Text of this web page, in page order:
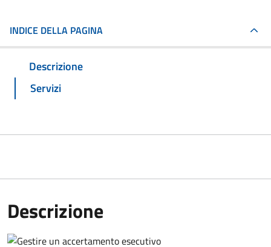
INDICE DELLA PAGINA
Descrizione
Servizi
Descrizione